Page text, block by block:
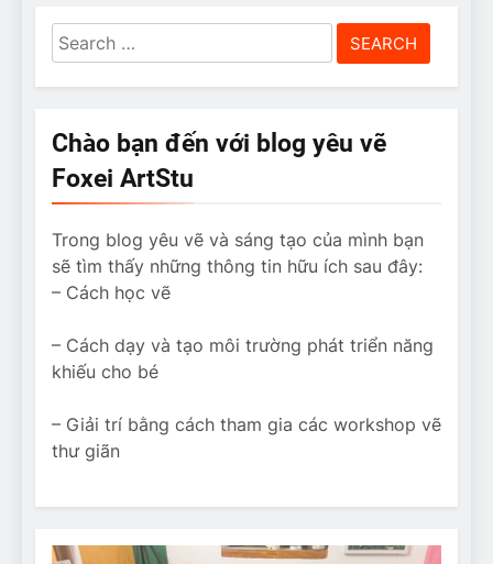
Search
for:
Chào bạn đến với blog yêu vẽ
Foxei ArtStu
Trong blog yêu vẽ và sáng tạo của mình bạn
sẽ tìm thấy những thông tin hữu ích sau đây:
– Cách học vẽ
– Cách dạy và tạo môi trường phát triển năng
khiếu cho bé
– Giải trí bằng cách tham gia các workshop vẽ
thư giãn